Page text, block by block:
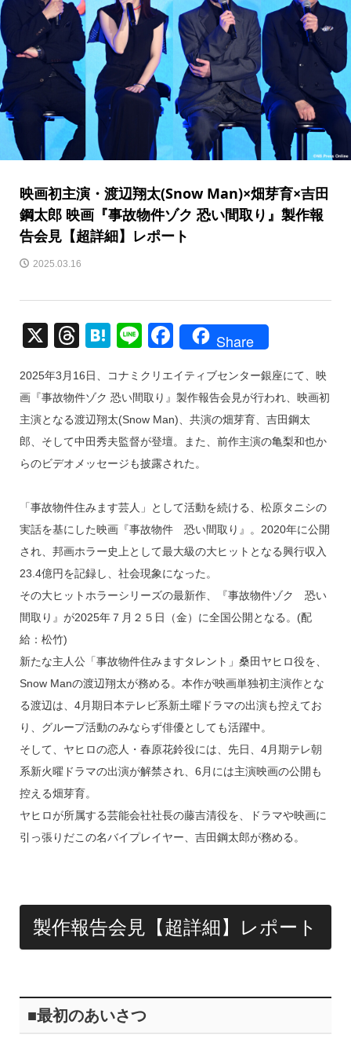
映画初主演・渡辺翔太(Snow Man)×畑芽育×吉田
鋼太郎 映画『事故物件ゾク 恐い間取り』製作報
告会見【超詳細】レポート
2025.03.16
X
T
e
a
d
s
H
e
n
a
Li
e
F
c
e
b
o
k
Share
2025年3月16日、コナミクリエイティブセンター銀座にて、映
画『事故物件ゾク 恐い間取り』製作報告会見が行われ、映画初
主演となる渡辺翔太(Snow Man)、共演の畑芽育、吉田鋼太
郎、そして中田秀夫監督が登壇。また、前作主演の亀梨和也か
らのビデオメッセージも披露された。
「事故物件住みます芸人」として活動を続ける、松原タニシの
実話を基にした映画『事故物件 恐い間取り』。2020年に公開
され、邦画ホラー史上として最大級の大ヒットとなる興行収入
23.4億円を記録し、社会現象になった。
その大ヒットホラーシリーズの最新作、『事故物件ゾク 恐い
間取り』が2025年７月２５日（金）に全国公開となる。(配
給：松竹)
新たな主人公「事故物件住みますタレント」桑田ヤヒロ役を、
Snow Manの渡辺翔太が務める。本作が映画単独初主演作とな
る渡辺は、4月期日本テレビ系新土曜ドラマの出演も控えてお
り、グループ活動のみならず俳優としても活躍中。
そして、ヤヒロの恋人・春原花鈴役には、先日、4月期テレ朝
系新火曜ドラマの出演が解禁され、6月には主演映画の公開も
控える畑芽育。
ヤヒロが所属する芸能会社社長の藤吉清役を、ドラマや映画に
引っ張りだこの名バイプレイヤー、吉田鋼太郎が務める。
製作報告会見【超詳細】レポート
■最初のあいさつ